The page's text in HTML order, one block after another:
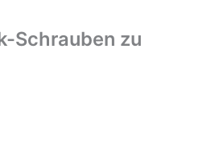
Schrauben zu